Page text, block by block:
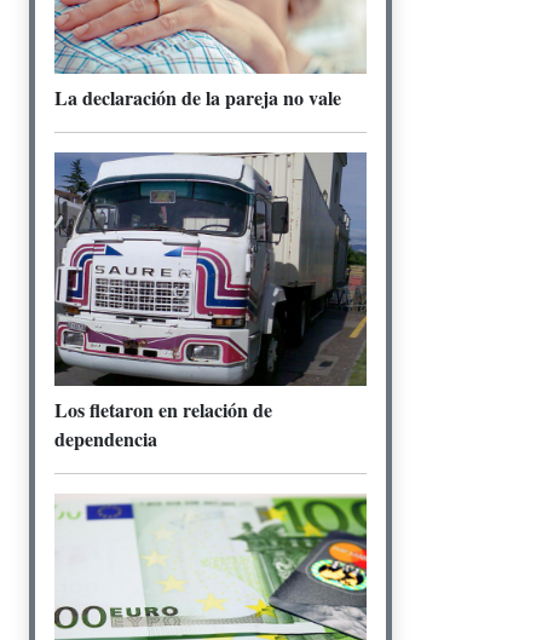
La declaración de la pareja no vale
Los fletaron en relación de
dependencia